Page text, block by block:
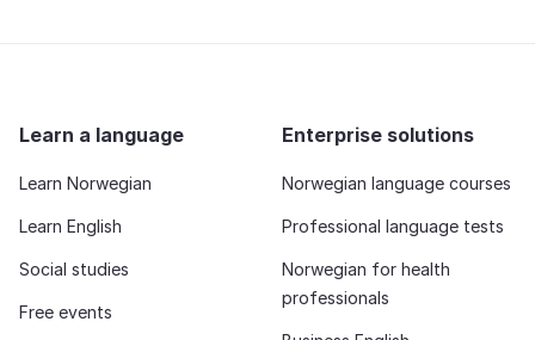
Learn a language
Learn Norwegian
Learn English
Social studies
Free events
Enterprise solutions
Norwegian language courses
Professional language tests
Norwegian for health
professionals